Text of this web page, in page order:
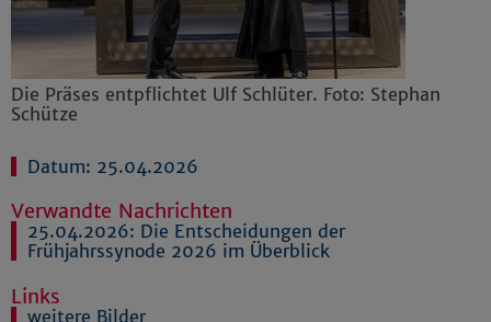
Die Präses entpflichtet Ulf Schlüter. Foto: Stephan
Schütze
Datum: 25.04.2026
Verwandte Nachrichten
25.04.2026: Die Entscheidungen der
Frühjahrssynode 2026 im Überblick
Links
weitere Bilder